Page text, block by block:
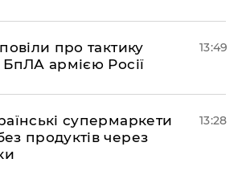
про тактику
БпЛА армією Росії
13:49
супермаркети
продуктів через
13:28